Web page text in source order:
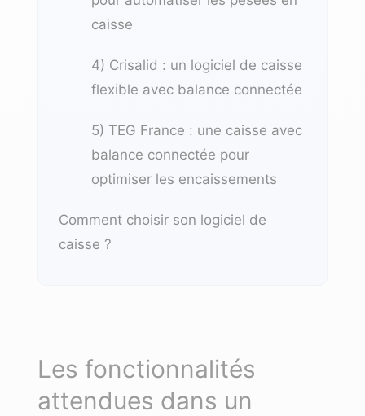
caisse
4) Crisalid : un logiciel de caisse
flexible avec balance connectée
5) TEG France : une caisse avec
balance connectée pour
optimiser les encaissements
Comment choisir son logiciel de
caisse ?
Les fonctionnalités
attendues dans un